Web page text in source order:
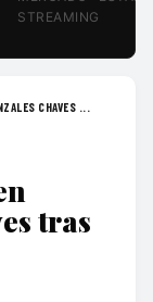
STREAMING
CHAVES ...
tras